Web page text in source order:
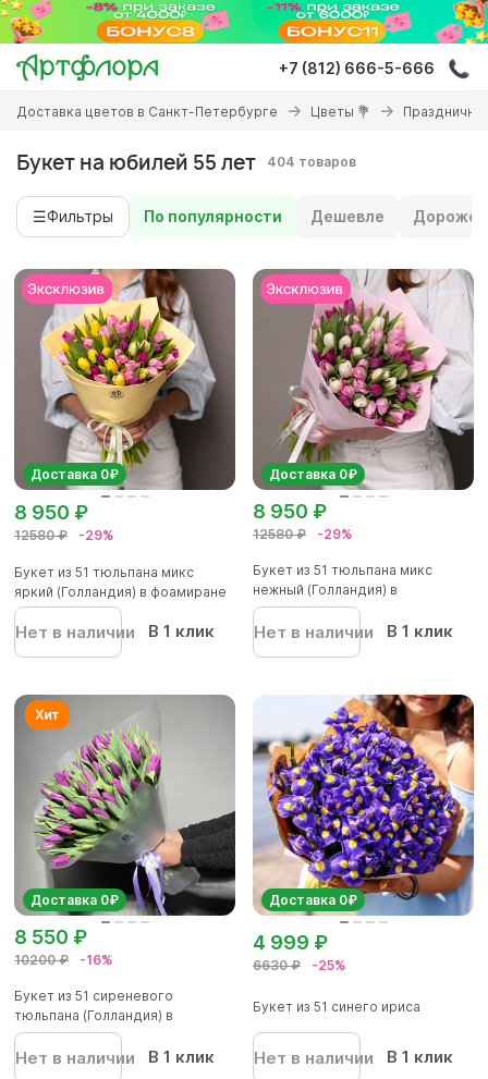
Перейти
основному
содержанию
+7 (812) 666-5-666
Вы
здесь
Доставка цветов в Санкт-Петербурге Цветы 💐
Букет на юбилей 55 лет 404 товаров
☰Фильтры По популярности Дешевле Дороже
Доставка 0₽
12580 ₽ -29%
8 950 ₽
Букет из 51 тюльпана микс
яркий (Голландия) в фоамиране
Нет в наличии В 1 клик
Доставка 0₽
12580 ₽ -29%
8 950 ₽
Букет из 51 тюльпана микс
нежный (Голландия) в
фоамиран...
Нет в наличии В 1 клик
Доставка 0₽
10200 ₽ -16%
8 550 ₽
Букет из 51 сиреневого
тюльпана (Голландия) в
корейской...
Нет в наличии В 1 клик
Доставка 0₽
6630 ₽ -25%
4 999 ₽
Букет из 51 синего ириса
Нет в наличии В 1 клик